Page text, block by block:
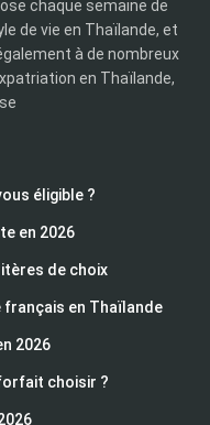
chaque semaine de
de vie en Thaïlande, et
à de nombreux
en Thaïlande,
éligible ?
en 2026
de choix
français en Thaïlande
2026
choisir ?